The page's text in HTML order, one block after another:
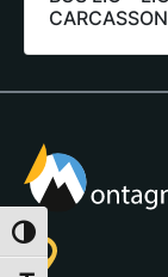
Toggle High Contrast